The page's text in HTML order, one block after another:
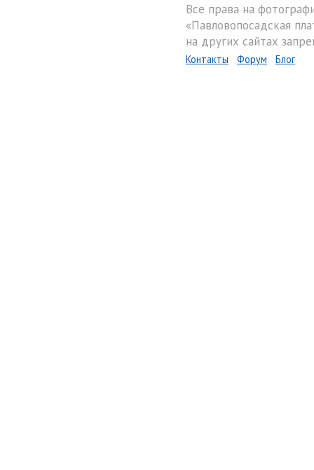
Все права на
«Павловопосадская
на других сайтах
Контакты Форум Блог